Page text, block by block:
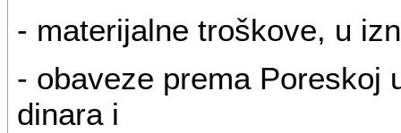
- materijalne troškove, u
- obaveze prema Poreskoj
dinara i